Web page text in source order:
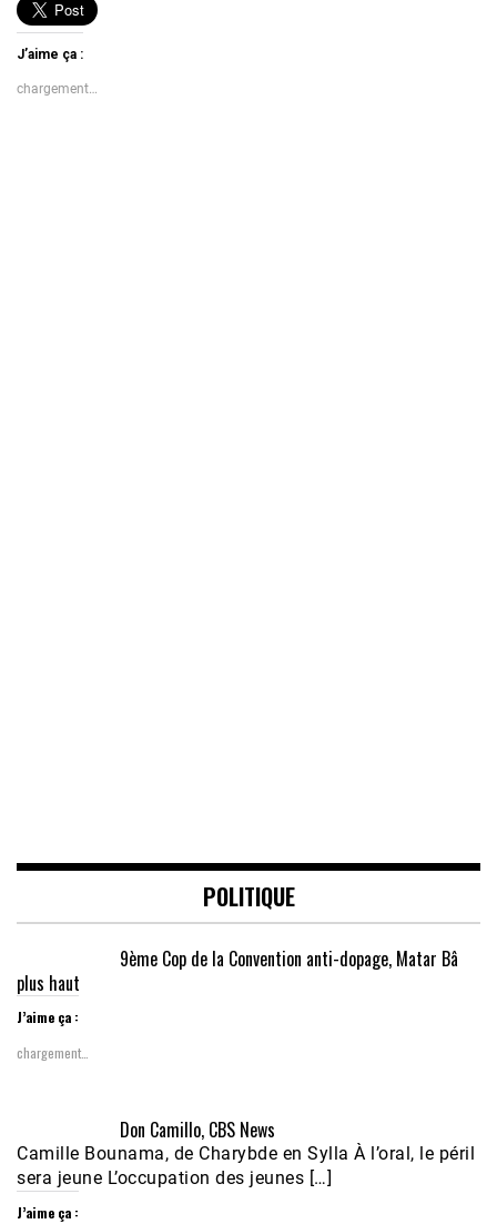
J’aime ça :
chargement…
POLITIQUE
9ème Cop de la Convention anti-dopage, Matar Bâ
plus haut
J’aime ça :
chargement…
Don Camillo, CBS News
Camille Bounama, de Charybde en Sylla À l’oral, le péril
sera jeune L’occupation des jeunes […]
J’aime ça :